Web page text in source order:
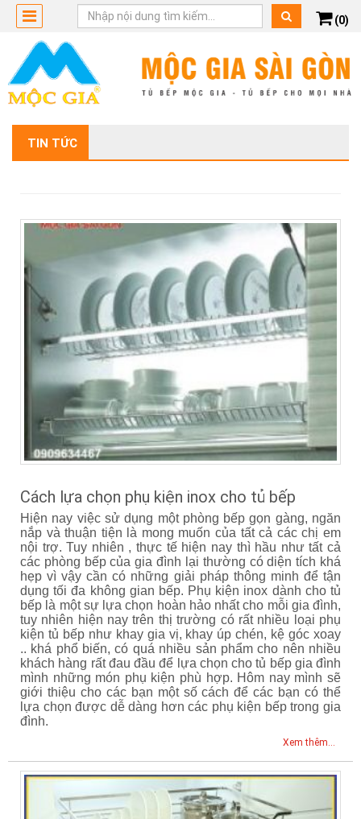
(0)
TIN TỨC
Cách lựa chọn phụ kiện inox cho tủ bếp
Hiện nay việc sử dụng một phòng bếp gọn gàng, ngăn
nắp và thuận tiện là mong muốn của tất cả các chị em
nội trợ. Tuy nhiên , thực tế hiện nay thì hầu như tất cả
các phòng bếp của gia đình lại thường có diện tích khá
hẹp vì vậy cần có những giải pháp thông minh để tận
dụng tối đa không gian bếp. Phụ kiện inox dành cho tủ
bếp là một sự lựa chọn hoàn hảo nhất cho mỗi gia đình,
tuy nhiên hiện nay trên thị trường có rất nhiều loại phụ
kiện tủ bếp như khay gia vị, khay úp chén, kệ góc xoay
.. khá phổ biến, có quá nhiều sản phẩm cho nên nhiều
khách hàng rất đau đầu để lựa chọn cho tủ bếp gia đình
mình những món phụ kiện phù hợp. Hôm nay mình sẽ
giới thiệu cho các bạn một số cách để các bạn có thể
lựa chọn được dễ dàng hơn các phụ kiện bếp trong gia
đình.
Xem thêm...